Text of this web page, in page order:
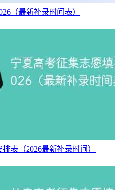
（最新补录时间表）
表（2026最新补录时间）